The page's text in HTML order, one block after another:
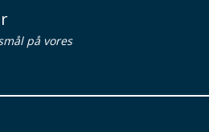
på vores